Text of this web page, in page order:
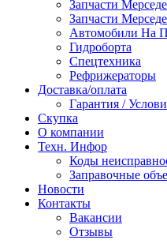
Запчасти
Запчасти
Автомобили На
Гидроборта
Спецтехника
Рефрижераторы
Доставка/оплата
Гарантия /
Скупка
О компании
Техн. Инфор
Коды
Заправочные
Новости
Контакты
Вакансии
Отзывы